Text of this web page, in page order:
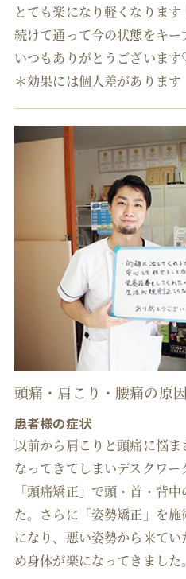
とても楽になり軽くなります
続けて通って今の状態をキー
いつもありがとうございま
＊効果には個人差があります
頭痛・肩こり・腰痛の原
患者様の症状
以前から肩こりと頭痛に悩
なってきてしまいデスクワー
「頭痛矯正」で頭・首・背
た。さらに「姿勢矯正」を
になり、悪い姿勢から来て
め身体が楽になってきました。